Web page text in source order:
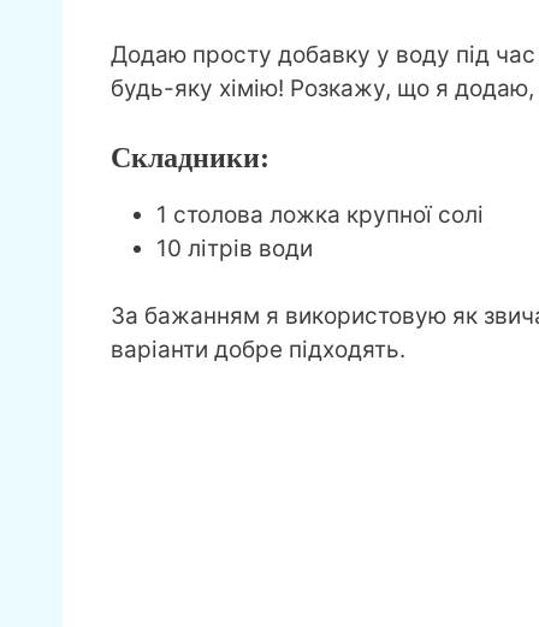
Додаю просту добавку у воду під час
будь-яку хімію! Розкажу, що я додаю,
Складники:
1 столова ложка крупної солі
10 літрів води
За бажанням я використовую як
варіанти добре підходять.